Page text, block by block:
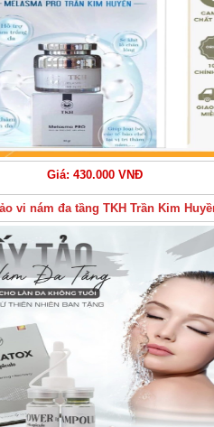
Giá: 430.000 VNĐ
vi nám đa tầng TKH Trần Kim